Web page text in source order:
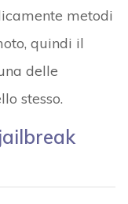
metodi
quindi il
delle
stesso.